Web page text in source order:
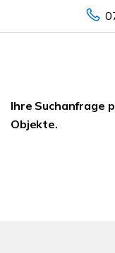
Ihre Suchanfrage
Objekte.